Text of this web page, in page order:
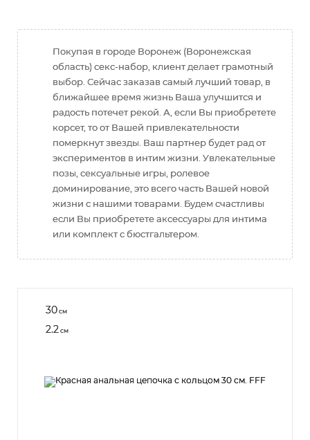
Покупая в городе Воронеж (Воронежская
область) секс-набор, клиент делает грамотный
выбор. Сейчас заказав самый лучший товар, в
ближайшее время жизнь Ваша улучшится и
радость потечет рекой. А, если Вы приобретете
корсет, то от Вашей привлекательности
померкнут звезды. Ваш партнер будет рад от
экспериментов в интим жизни. Увлекательные
позы, сексуальные игры, ролевое
доминирование, это всего часть Вашей новой
жизни с нашими товарами. Будем счастливы
если Вы приобретете аксессуары для интима
или комплект с бюстгальтером.
30см
2.2см